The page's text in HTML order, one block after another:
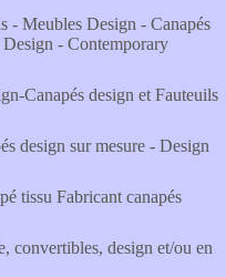
- Meubles Design - Canapés
- Contemporary
Canapés design et Fauteuils
design sur mesure - Design
tissu Fabricant canapés
convertibles, design et/ou en